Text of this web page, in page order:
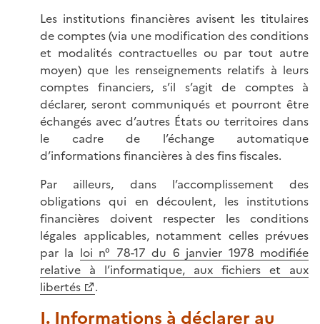
Les institutions financières avisent les titulaires
de comptes (via une modification des conditions
et modalités contractuelles ou par tout autre
moyen) que les renseignements relatifs à leurs
comptes financiers, s’il s’agit de comptes à
déclarer, seront communiqués et pourront être
échangés avec d’autres États ou territoires dans
le cadre de l’échange automatique
d’informations financières à des fins fiscales.
Par ailleurs, dans l’accomplissement des
obligations qui en découlent, les institutions
financières doivent respecter les conditions
légales applicables, notamment celles prévues
par la loi n° 78-17 du 6 janvier 1978 modifiée
relative à l’informatique, aux fichiers et aux
libertés
.
I. Informations à déclarer au